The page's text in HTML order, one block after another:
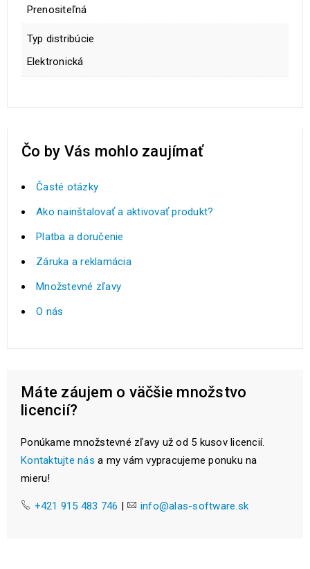
Prenositeľná
Typ distribúcie
Elektronická
Čo by Vás mohlo zaujímať
Časté otázky
Ako nainštalovať a aktivovať produkt?
Platba a doručenie
Záruka a reklamácia
Množstevné zľavy
O nás
Máte záujem o väčšie množstvo
licencií?
Ponúkame množstevné zľavy už od 5 kusov licencií.
Kontaktujte nás a my vám vypracujeme ponuku na
mieru!
+421 915 483 746 | info@alas-software.sk